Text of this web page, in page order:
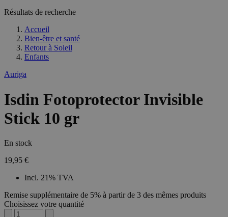
Résultats de recherche
Accueil
Bien-être et santé
Retour à Soleil
Enfants
Auriga
Isdin Fotoprotector Invisible
Stick 10 gr
En stock
19,95 €
Incl. 21% TVA
Remise supplémentaire de 5% à partir de 3 des mêmes produits
Choisissez votre quantité